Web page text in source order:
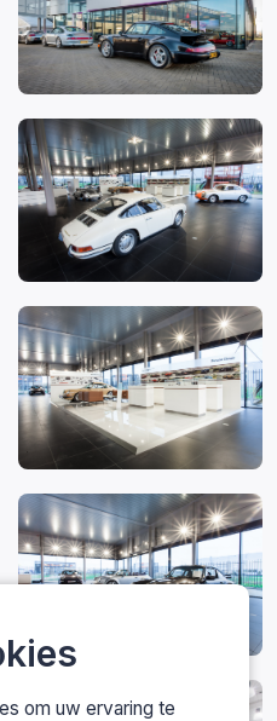
om uw ervaring te